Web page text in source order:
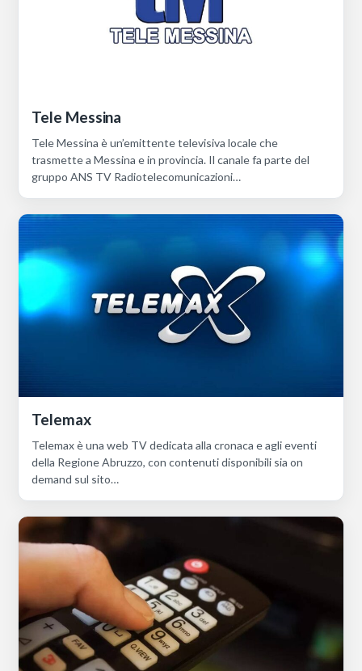
Tele Messina
Tele Messina è un’emittente televisiva locale che
trasmette a Messina e in provincia. Il canale fa parte del
gruppo ANS TV Radiotelecomunicazioni…
Telemax
Telemax è una web TV dedicata alla cronaca e agli eventi
della Regione Abruzzo, con contenuti disponibili sia on
demand sul sito…